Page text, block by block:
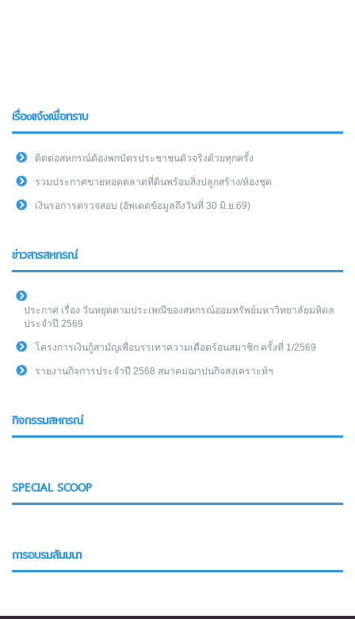
เรื่องแจ้งเพื่อทราบ
ติดต่อสหกรณ์ต้องพกบัตรประชาชนตัวจริงด้วยทุกครั้ง
รวมประกาศขายทอดตลาดที่ดินพร้อมสิ่งปลูกสร้าง/ห้องชุด
เงินรอการตรวจสอบ (อัพเดดข้อมูลถึงวันที่ 30 มิ.ย.69)
ข่าวสารสหกรณ์
ประกาศ เรื่อง วันหยุดตามประเพณีของสหกรณ์ออมทรัพย์มหาวิทยาลัยมหิดล
ประจำปี 2569
โครงการเงินกู้สามัญเพื่อบรรเทาความเดือดร้อนสมาชิก ครั้งที่ 1/2569
รายงานกิจการประจำปี 2568 สมาคมฌาปนกิจสงเคราะห์ฯ
กิจกรรมสหกรณ์
SPECIAL SCOOP
การอบรมสัมมนา